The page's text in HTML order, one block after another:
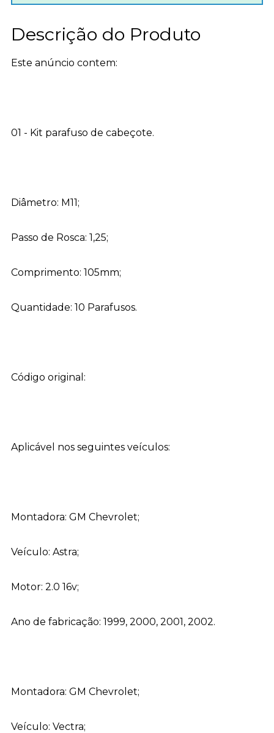
Descrição do Produto
Este anúncio contem:
01 - Kit parafuso de cabeçote.
Diâmetro: M11;
Passo de Rosca: 1,25;
Comprimento: 105mm;
Quantidade: 10 Parafusos.
Código original:
Aplicável nos seguintes veículos:
Montadora: GM Chevrolet;
Veículo: Astra;
Motor: 2.0 16v;
Ano de fabricação: 1999, 2000, 2001, 2002.
Montadora: GM Chevrolet;
Veículo: Vectra;